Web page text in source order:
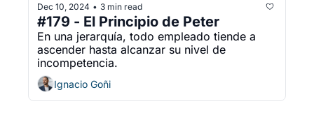
Dec 10, 2024 • 3 min read
#179 - El Principio de Peter
En una jerarquía, todo empleado tiende a
ascender hasta alcanzar su nivel de
incompetencia.
Ignacio Goñi